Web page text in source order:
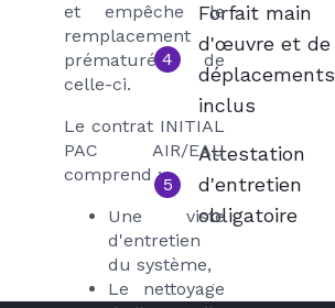
et empêche le
remplacement
prématuré de
celle-ci.
Le contrat INITIAL
PAC AIR/EAU
comprend :
Une viste
d'entretien
du système,
Le nettoyage
4
Forfait main
d'œuvre et de
déplacements
inclus
5
Attestation
d'entretien
obligatoire